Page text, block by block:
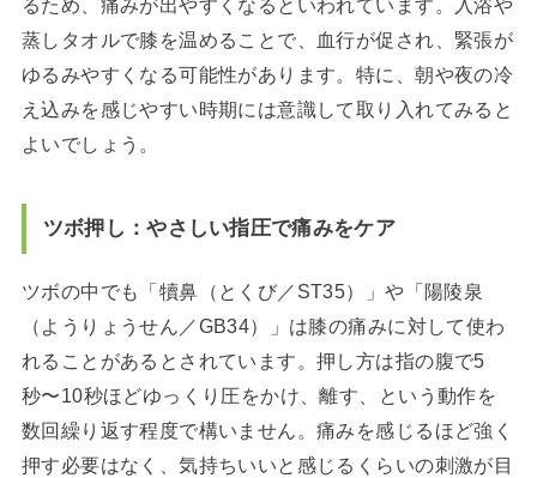
るため、痛みが出やすくなるといわれています。入浴や
蒸しタオルで膝を温めることで、血行が促され、緊張が
ゆるみやすくなる可能性があります。特に、朝や夜の冷
え込みを感じやすい時期には意識して取り入れてみると
よいでしょう。
ツボ押し：やさしい指圧で痛みをケア
ツボの中でも「犢鼻（とくび／ST35）」や「陽陵泉
（ようりょうせん／GB34）」は膝の痛みに対して使わ
れることがあるとされています。押し方は指の腹で5
秒〜10秒ほどゆっくり圧をかけ、離す、という動作を
数回繰り返す程度で構いません。痛みを感じるほど強く
押す必要はなく、気持ちいいと感じるくらいの刺激が目